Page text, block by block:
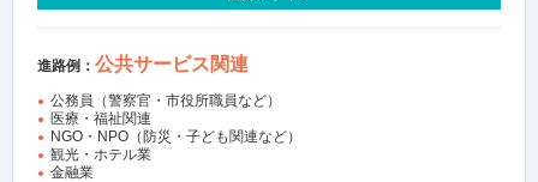
進路例：公共サービス関連
公務員（警察官・市役所職員など）
医療・福祉関連
NGO・NPO（防災・子ども関連など）
観光・ホテル業
金融業